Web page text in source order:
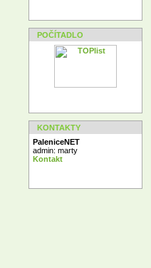
POČÍTADLO
KONTAKTY
PaleniceNET
admin: marty
Kontakt